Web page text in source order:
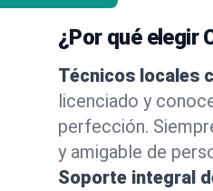
¿Por qué elegir
Técnicos locales
licenciado y
perfección.
y amigable de
Soporte integral